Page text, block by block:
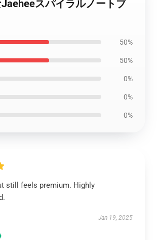
スパイラルノートブ
50%
50%
0%
0%
0%
still feels premium. Highly
Jan 19, 2025